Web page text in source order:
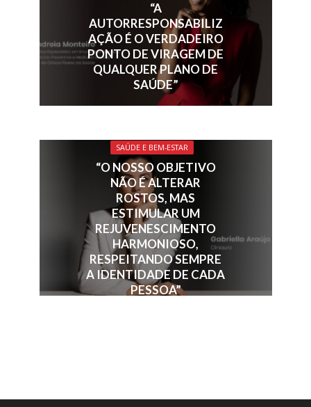
“A
AUTORRESPONSABILIZ
AÇÃO É O VERDADEIRO
PONTO DE VIRAGEM DE
QUALQUER PLANO DE
SAÚDE”
SAÚDE E BEM-ESTAR
“O NOSSO OBJETIVO
NÃO É ALTERAR
ROSTOS, MAS
ESTIMULAR UM
REJUVENESCIMENTO
HARMONIOSO,
RESPEITANDO SEMPRE
A IDENTIDADE DE CADA
PESSOA”